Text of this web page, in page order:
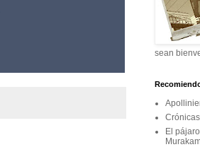
sean
El